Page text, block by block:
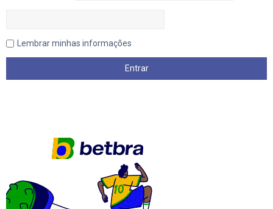
Lembrar minhas informações